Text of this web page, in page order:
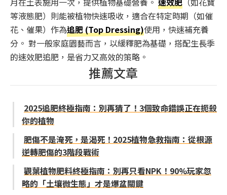
等液態肥）則能被植物快速吸收，適合在特定時期（如催
花、催果）作為追肥 (Top Dressing)使用，快速補充養
分。 對一般家庭園藝而言，以緩釋肥為基礎，搭配生長季
的速效肥追肥，是省力又高效的策略。
推薦文章
2025追肥終極指南：別再猜了！3個致命錯誤正在扼殺
你的植物
肥傷不是淹死，是渴死！2025植物急救指南：從根源
逆轉肥傷的3階段戰術
觀葉植物肥料終極指南：別再只看NPK！90%玩家忽
略的「土壤微生態」才是爆盆關鍵